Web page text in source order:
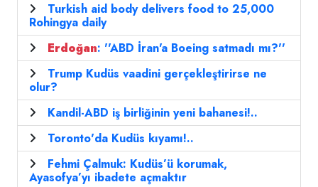
Turkish aid body delivers food to 25,000
Rohingya daily
Erdoğan: ''ABD İran'a Boeing satmadı mı?''
Trump Kudüs vaadini gerçekleştirirse ne
olur?
Kandil-ABD iş birliğinin yeni bahanesi!..
Toronto'da Kudüs kıyamı!..
Fehmi Çalmuk: Kudüs’ü korumak,
Ayasofya’yı ibadete açmaktır